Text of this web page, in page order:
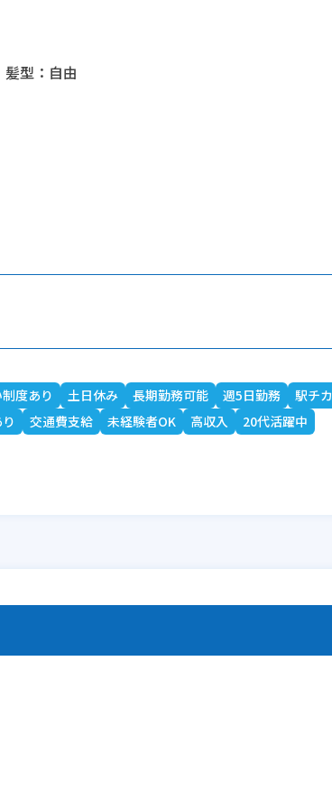
型：自由
度あり 土日休み 長期勤務可能 週5日勤務
駅チカ
交通費支給 未経験者OK 高収入
20代活躍中